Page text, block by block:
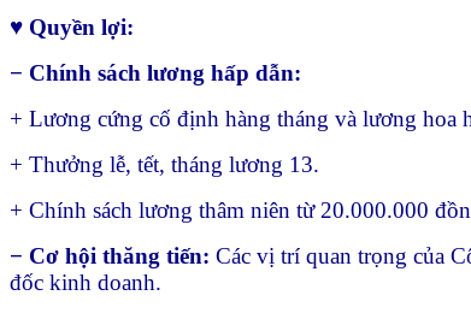
♥ Quyền lợi:
− Chính sách lương hấp dẫn:
+ Lương cứng cố định hàng tháng và lương hoa
+ Thưởng lễ, tết, tháng lương 13.
+ Chính sách lương thâm niên từ 20.000.000
− Cơ hội thăng tiến: Các vị trí quan trọng của
đốc kinh doanh.